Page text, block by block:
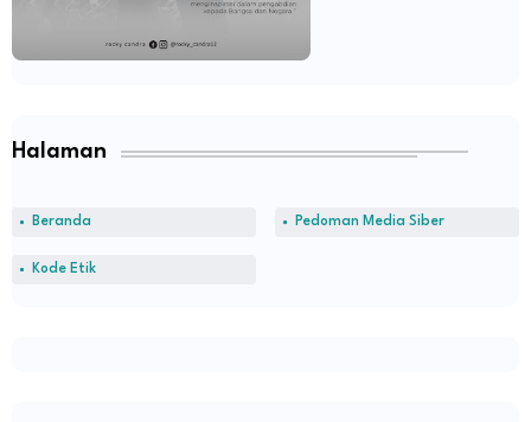
Halaman
Beranda Pedoman Media Siber
Kode Etik